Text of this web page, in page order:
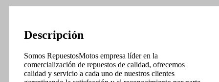
Descripción
Somos RepuestosMotos empresa líder en la
comercialización de repuestos de calidad, ofrecemos
calidad y servicio a cada uno de nuestros clientes